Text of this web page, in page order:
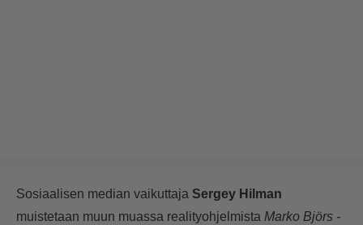
Sosiaalisen median vaikuttaja Sergey Hilman
muistetaan muun muassa realityohjelmista Marko Björs -